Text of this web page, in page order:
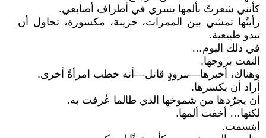
كأنني شعرتُ بألمها يسري في أطراف أصابعي.
رأيتُها تمشي بين الممرات، حزينة، مكسورة، تحاول أن
تبدو طبيعية.
في ذلك اليوم…
التقت بزوجها.
وهناك، أخبرها—ببرودٍ قاتل—أنه خطب امرأةً أخرى.
أراد أن يكسرها.
أن يجرّدها من شموخها الذي طالما عُرفت به.
لكنها… أخفت ألمها.
ابتسمت.